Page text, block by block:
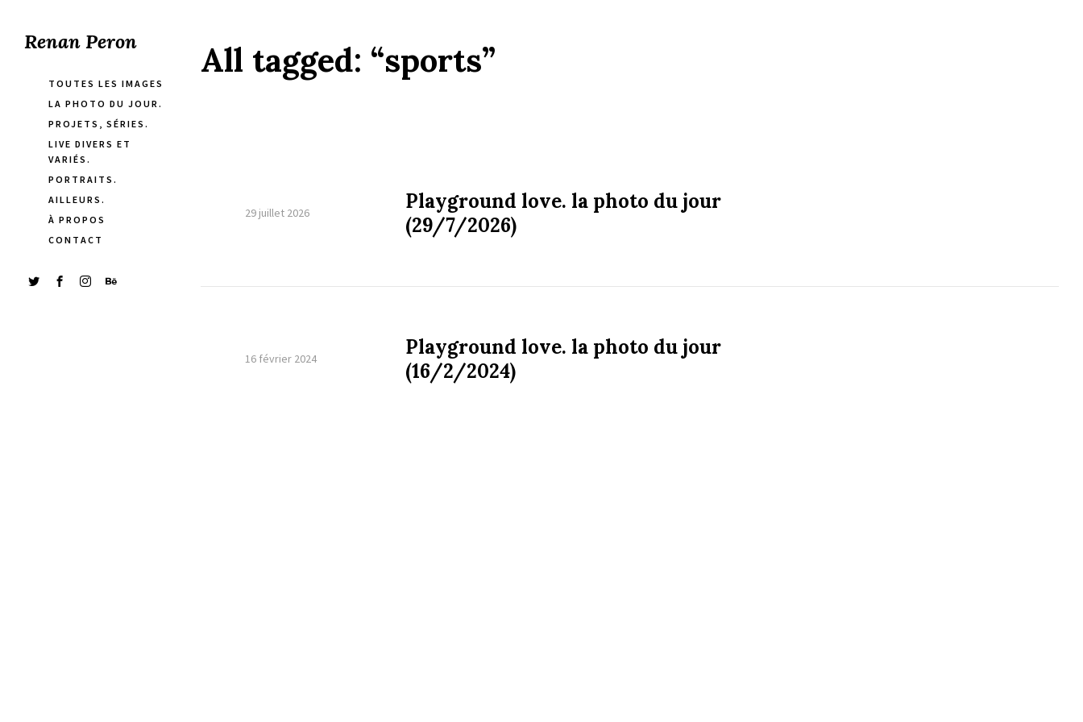
Renan Peron
TOUTES LES IMAGES
LA PHOTO DU JOUR.
PROJETS, SÉRIES.
LIVE DIVERS ET
VARIÉS.
PORTRAITS.
AILLEURS.
À PROPOS
CONTACT
All tagged: “sports”
29 juillet 2026
Playground love. la photo du jour
(29/7/2026)
16 février 2024
Playground love. la photo du jour
(16/2/2024)